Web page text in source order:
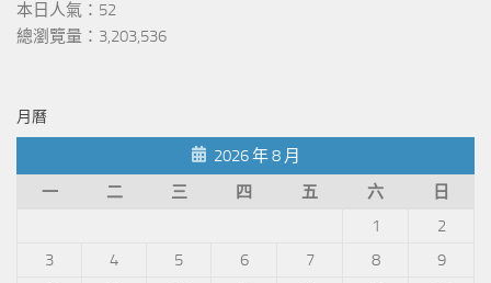
本日人氣：52
總瀏覽量：3,203,536
月曆
2026 年 8 月
一
二 三 四 五 六
日
1
2
3
4 5 6 7 8
9